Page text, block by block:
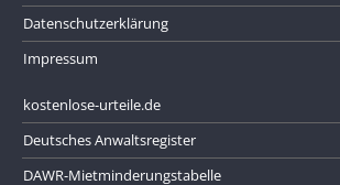
Datenschutzerklärung
Impressum
kostenlose-urteile.de
Deutsches Anwaltsregister
DAWR-Mietminderungstabelle